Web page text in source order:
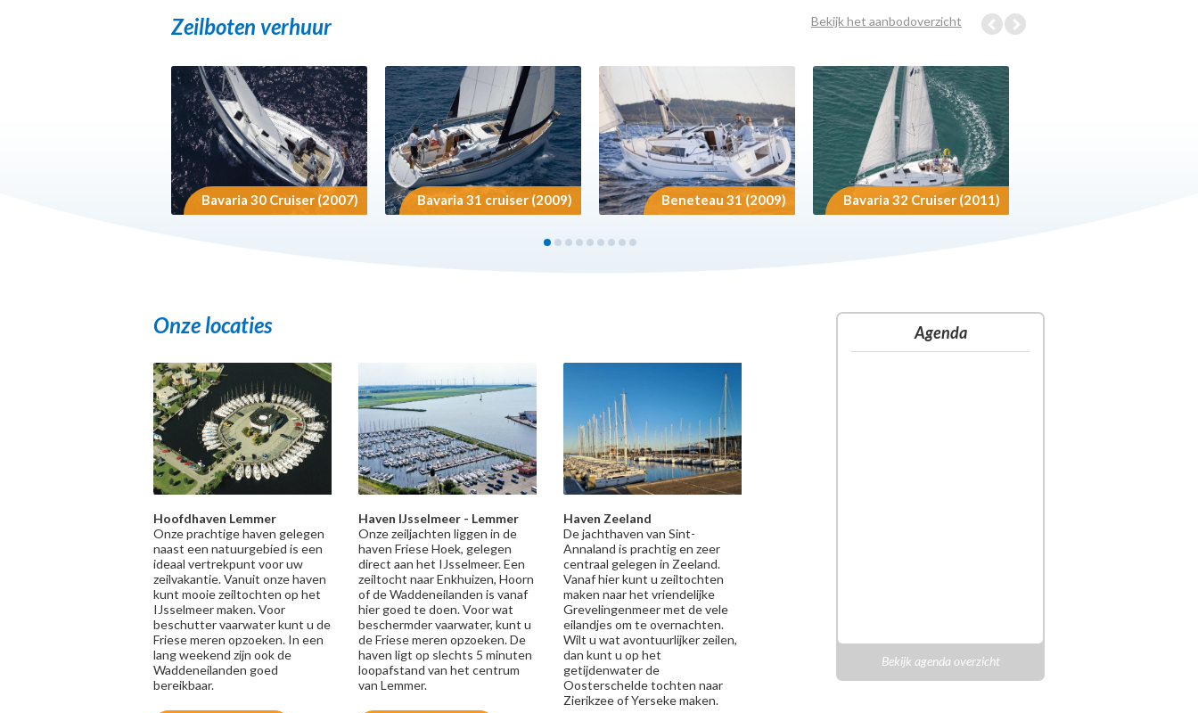
Bekijk het aanbodoverzicht
Zeilboten verhuur
Bavaria 30 Cruiser (2007) Bavaria 31 cruiser (2009) Beneteau 31 (2009) Bavaria 32 Cruiser (2011)
Onze locaties
Hoofdhaven Lemmer
Onze prachtige haven gelegen
naast een natuurgebied is een
ideaal vertrekpunt voor uw
zeilvakantie. Vanuit onze haven
kunt mooie zeiltochten op het
IJsselmeer maken. Voor
beschutter vaarwater kunt u de
Friese meren opzoeken. In een
lang weekend zijn ook de
Waddeneilanden goed
bereikbaar.
Haven IJsselmeer - Lemmer
Onze zeiljachten liggen in de
haven Friese Hoek, gelegen
direct aan het IJsselmeer. Een
zeiltocht naar Enkhuizen, Hoorn
of de Waddeneilanden is vanaf
hier goed te doen. Voor wat
beschermder vaarwater, kunt u
de Friese meren opzoeken. De
haven ligt op slechts 5 minuten
loopafstand van het centrum
van Lemmer.
Haven Zeeland
De jachthaven van Sint-
Annaland is prachtig en zeer
centraal gelegen in Zeeland.
Vanaf hier kunt u zeiltochten
maken naar het vriendelijke
Grevelingenmeer met de vele
eilandjes om te overnachten.
Wilt u wat avontuurlijker zeilen,
dan kunt u op het
getijdenwater de
Oosterschelde tochten naar
Zierikzee of Yerseke maken.
Agenda
Bekijk agenda overzicht